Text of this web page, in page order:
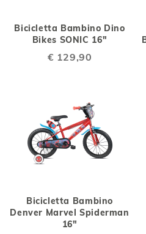
Bicicletta Bambino Dino
Bikes SONIC 16"
€ 129,90
Bicicletta Bambino
Denver Marvel Spiderman
16"